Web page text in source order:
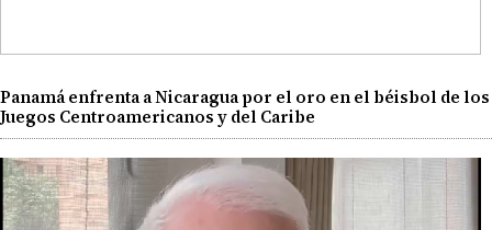
Panamá enfrenta a Nicaragua por el oro en el béisbol de los
Juegos Centroamericanos y del Caribe